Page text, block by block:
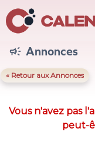
 Annonces
« Retour aux Annonces
Vous n'avez pas
peut-